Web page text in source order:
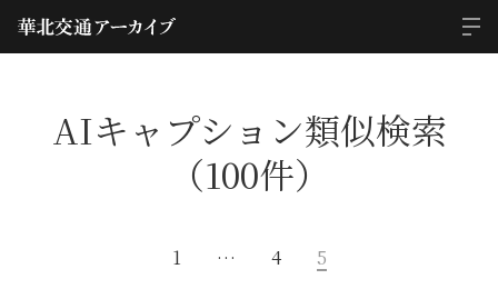
AIキャプション類似検索
（100件）
1 … 4 5